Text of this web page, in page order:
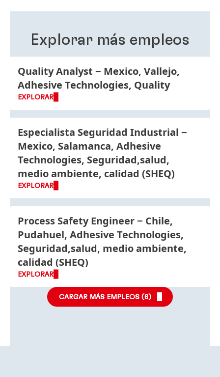
el desarrollo de nuestro personal y mejora la idea de
encontrarás más información sobre nuestros
programas de capacitación.
Explorar más empleos
Quality Analyst
Mexico, Vallejo,
Adhesive Technologies, Quality
EXPLORAR
Especialista Seguridad Industrial
Mexico, Salamanca, Adhesive
Technologies, Seguridad,salud,
medio ambiente, calidad (SHEQ)
EXPLORAR
Process Safety Engineer
Chile,
Pudahuel, Adhesive Technologies,
Seguridad,salud, medio ambiente,
calidad (SHEQ)
EXPLORAR
CARGAR MÁS EMPLEOS (6)